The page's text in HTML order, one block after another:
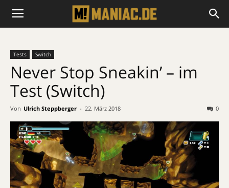
Tests Switch
Never Stop Sneakin’ – im
Test (Switch)
Von Ulrich Steppberger - 22. März 2018 0